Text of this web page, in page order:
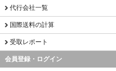
代行会社一覧
国際送料の計算
受取レポート
会員登録・ログイン